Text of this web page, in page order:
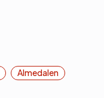
Almedalen